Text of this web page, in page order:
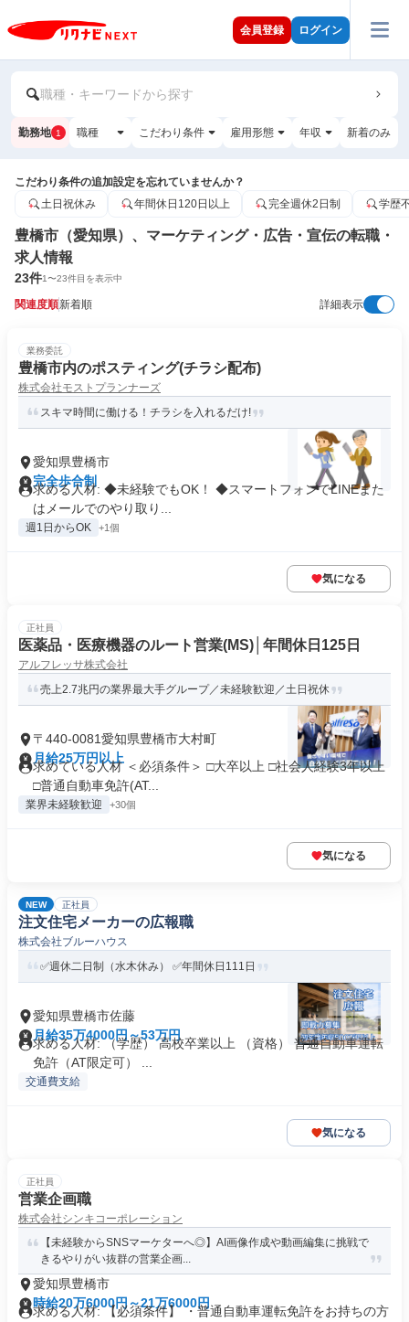
会員登録 ログイン
職種・キーワードから探す
勤務地 1 職種 こだわり条件 雇用形態 年収 新着のみ
こだわり条件の追加設定を忘れていませんか？
土日祝休み
年間休日120日以上 完全週休2日制 学歴
豊橋市（愛知県）、マーケティング・広告・宣伝の転職・
求人情報
23件1〜23件目を表示中
関連度順新着順 詳細表示
業務委託
豊橋市内のポスティング(チラシ配布)
株式会社モストプランナーズ
スキマ時間に働ける！チラシを入れるだけ!
愛知県豊橋市
完全歩合制
求める人材: ◆未経験でもOK！ ◆スマートフォンでLINEまた
はメールでのやり取り...
週1日からOK +1個
気になる
正社員
医薬品・医療機器のルート営業(MS)│年間休日125日
アルフレッサ株式会社
売上2.7兆円の業界最大手グループ／未経験歓迎／土日祝休
〒440-0081愛知県豊橋市大村町
月給25万円以上
求めている人材 ＜必須条件＞ □大卒以上 □社会人経験3年以上
□普通自動車免許(AT...
業界未経験歓迎 +30個
気になる
NEW 正社員
注⽂住宅メーカーの広報職
株式会社ブルーハウス
✅週休⼆⽇制（⽔⽊休み） ✅年間休日111日
愛知県豊橋市佐藤
月給35万4000円～53万円
求める人材: （学歴） ⾼校卒業以上 （資格） 普通⾃動⾞運転
免許（AT限定可） ...
交通費支給
気になる
正社員
営業企画職
株式会社シンキコーポレーション
【未経験からSNSマーケターへ◎】AI画像作成や動画編集に挑戦で
きるやりがい抜群の営業企画...
愛知県豊橋市
時給20万6000円～21万6000円
求める人材: 【必須条件】 ・普通自動車運転免許をお持ちの方